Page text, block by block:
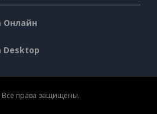
Онлайн
Desktop
Все права защищены.